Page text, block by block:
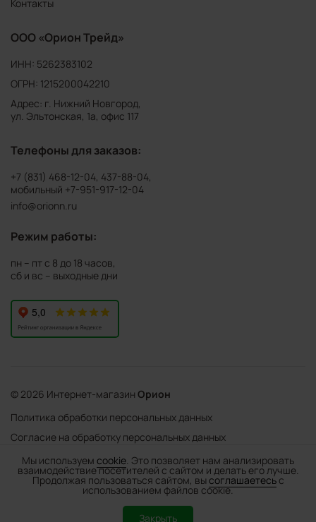
Мы используем cookie. Это позволяет нам анализировать
взаимодействие посетителей с сайтом и делать его лучше.
Продолжая пользоваться сайтом, вы соглашаетесьс
использованием файлов cookie.
Закрыть
- + В корзину
Контакты
ООО «Орион Трейд»
ИНН: 5262383102
ОГРН: 1215200042210
Адрес: г. Нижний Новгород,
ул. Эльтонская, 1а, офис 117
Телефоны для заказов:
+7 (831) 468-12-04, 437-88-04,
мобильный +7-951-917-12-04
info@orionn.ru
Режим работы:
пн – пт с 8 до 18 часов,
сб и вс – выходные дни
© 2026 Интернет-магазин Орион
Политика обработки персональных данных
Согласие на обработку персональных данных
Web Механика
- создание интернет-магазинов